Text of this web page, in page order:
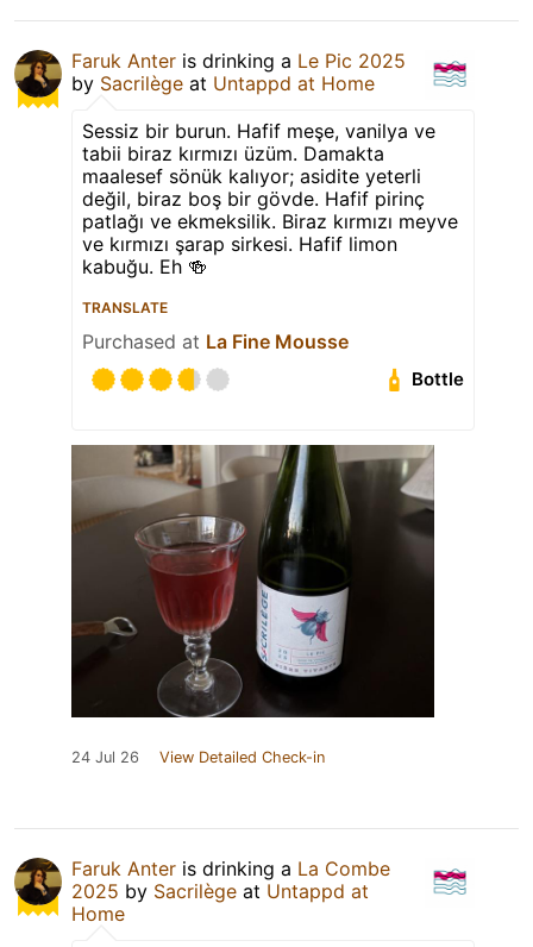
Faruk Anter is drinking a Le Pic 2025
by Sacrilège at Untappd at Home
Sessiz bir burun. Hafif meşe, vanilya ve
tabii biraz kırmızı üzüm. Damakta
maalesef sönük kalıyor; asidite yeterli
değil, biraz boş bir gövde. Hafif pirinç
patlağı ve ekmeksilik. Biraz kırmızı meyve
ve kırmızı şarap sirkesi. Hafif limon
kabuğu. Eh 🍻
TRANSLATE
Purchased at La Fine Mousse
Bottle
24 Jul 26 View Detailed Check-in
Faruk Anter is drinking a La Combe
2025 by Sacrilège at Untappd at
Home